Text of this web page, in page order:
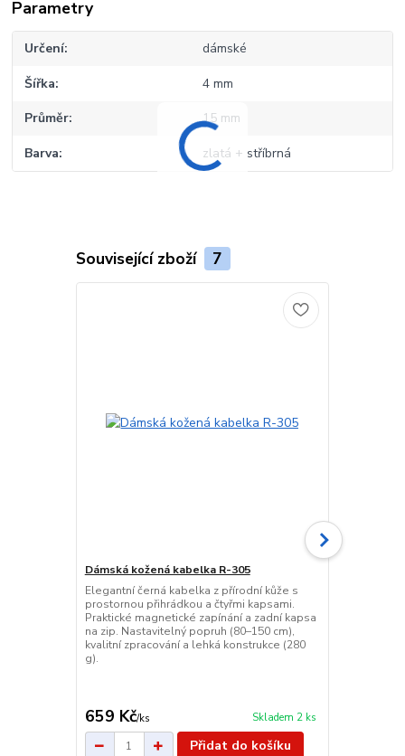
Parametry
Určení dámské
Šířka 4 mm
Průměr 15 mm
Barva zlatá + stříbrná
Související zboží 7
Dámská kožená kabelka R-305
Elegantní černá kabelka z přírodní kůže s
prostornou přihrádkou a čtyřmi kapsami.
Praktické magnetické zapínání a zadní kapsa
na zip. Nastavitelný popruh (80–150 cm),
kvalitní zpracování a lehká konstrukce (280
g).
659 Kč/ks Skladem 2 ks
Přidat do košíku